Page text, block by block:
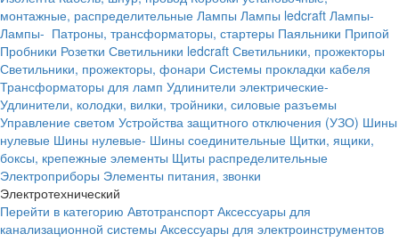
монтажные, распределительные Лампы Лампы ledcraft Лампы-
Лампы- Патроны, трансформаторы, стартеры Паяльники Припой
Пробники Розетки Светильники ledcraft Светильники, прожекторы
Светильники, прожекторы, фонари Системы прокладки кабеля
Трансформаторы для ламп Удлинители электрические-
Удлинители, колодки, вилки, тройники, силовые разъемы
Управление светом Устройства защитного отключения (УЗО) Шины
нулевые Шины нулевые- Шины соединительные Щитки, ящики,
боксы, крепежные элементы Щиты распределительные
Электроприборы Элементы питания, звонки
Электротехнический
Перейти в категорию Автотранспорт Аксессуары для
канализационной системы Аксессуары для электроинструментов